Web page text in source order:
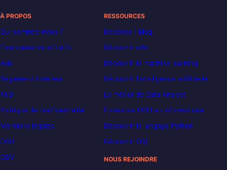
À PROPOS
Qui sommes-nous ?
Financements et tarifs
Avis
Règlement intérieur
FAQ
Politique de confidentialité
Mentions légales
CGU
CGV
RESSOURCES
Decoded | Blog
Découvrir n8n
Découvrir le machine learning
Découvrir l’intelligence artificielle
Le métier de Data Analyst
Formation POEI en informatique
Découvrir le langage Python
Découvrir SQL
NOUS REJOINDRE